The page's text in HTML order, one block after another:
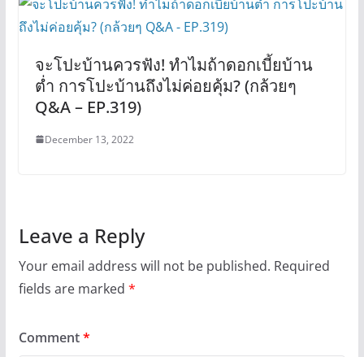
จะโปะบ้านควรฟัง! ทำไมถ้าดอกเบี้ยบ้าน
ต่ำ การโปะบ้านถึงไม่ค่อยคุ้ม? (กล้วยๆ
Q&A – EP.319)
December 13, 2022
Leave a Reply
Your email address will not be published. Required
fields are marked *
Comment*